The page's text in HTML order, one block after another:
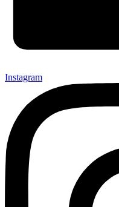
Instagram